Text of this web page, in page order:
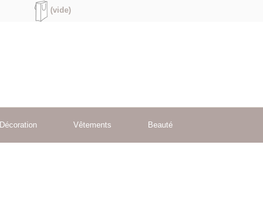
(vide)
Décoration Vêtements Beauté